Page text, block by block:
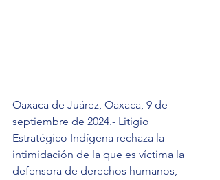
Oaxaca de Juárez, Oaxaca, 9 de
septiembre de 2024.- Litigio
Estratégico Indígena rechaza la
intimidación de la que es víctima la
defensora de derechos humanos,